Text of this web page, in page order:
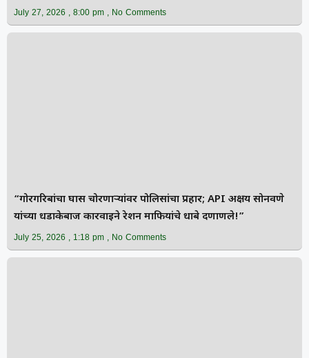
July 27, 2026 8:00 pm No Comments
“गोरगरिबांचा घास चोरणाऱ्यांवर पोलिसांचा प्रहार; API अक्षय सोनवणे
यांच्या धडाकेबाज कारवाईने रेशन माफियांचे धाबे दणाणले!”
July 25, 2026 1:18 pm No Comments